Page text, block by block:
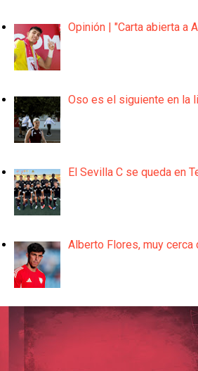
Opinión | "Carta abierta a
Oso es el siguiente en la
El Sevilla C se queda en
Alberto Flores, muy cerca